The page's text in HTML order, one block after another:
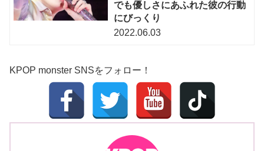
でも優しさにあふれた彼の行動
にびっくり
2022.06.03
KPOP monster SNSをフォロー！